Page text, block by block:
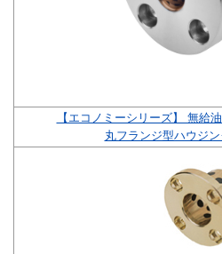
【エコノミーシリーズ】 無給
丸フランジ型ハウジン